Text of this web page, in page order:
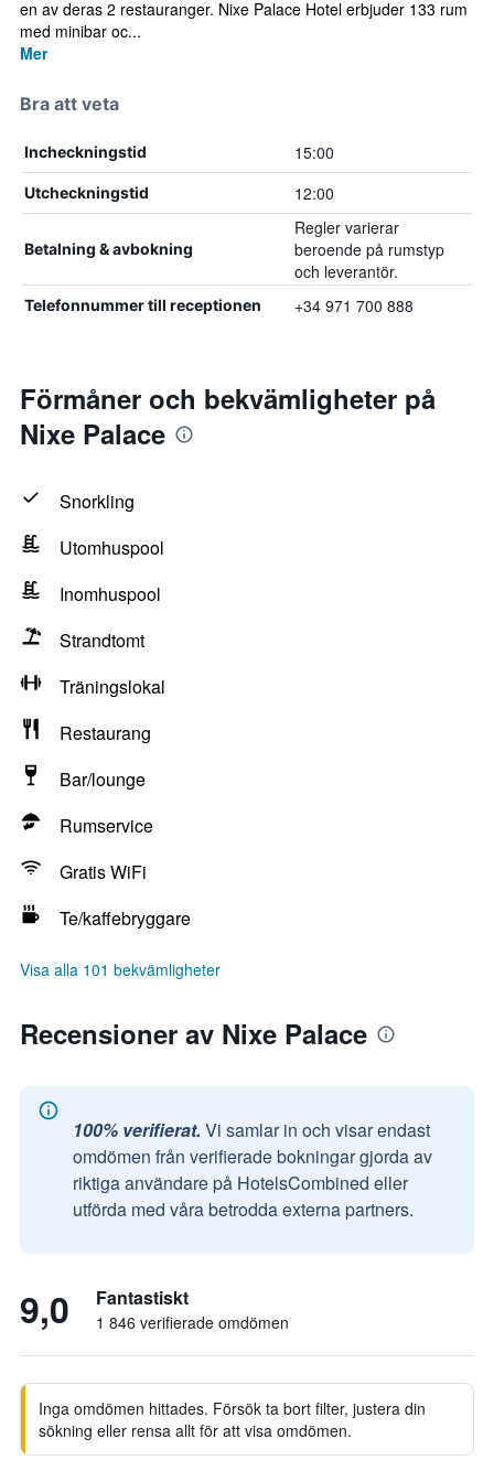
en av deras 2 restauranger. Nixe Palace Hotel erbjuder 133 rum
med minibar oc...
Mer
Bra att veta
Incheckningstid 15:00
Utcheckningstid 12:00
Betalning & avbokning
Regler varierar
beroende på rumstyp
och leverantör.
Telefonnummer till receptionen +34 971 700 888
Förmåner och bekvämligheter på
Nixe Palace
Snorkling
Utomhuspool
Inomhuspool
Strandtomt
Träningslokal
Restaurang
Bar/lounge
Rumservice
Gratis WiFi
Te/kaffebryggare
Visa alla 101 bekvämligheter
Recensioner av Nixe Palace
100% verifierat. Vi samlar in och visar endast
omdömen från verifierade bokningar gjorda av
riktiga användare på HotelsCombined eller
utförda med våra betrodda externa partners.
9,0 Fantastiskt
1 846 verifierade omdömen
Inga omdömen hittades. Försök ta bort filter, justera din
sökning eller rensa allt för att visa omdömen.